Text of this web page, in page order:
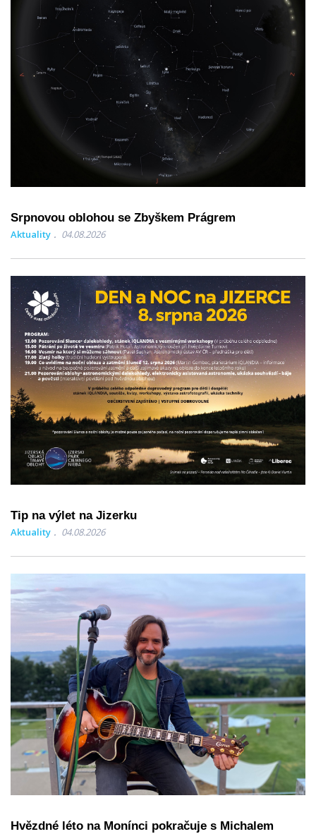
Srpnovou oblohou se Zbyškem Prágrem
Aktuality 04.08.2026
Tip na výlet na Jizerku
Aktuality 04.08.2026
Hvězdné léto na Monínci pokračuje s Michalem